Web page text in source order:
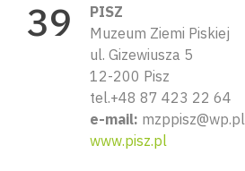
PISZ
Muzeum Ziemi Piskiej
ul. Gizewiusza 5
12-200 Pisz
tel.+48 87 423 22 64
e-mail: mzppisz@wp.pl
www.pisz.pl